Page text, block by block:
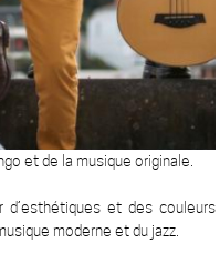
et de la musique originale.
d’esthétiques et des couleurs
moderne et du jazz.